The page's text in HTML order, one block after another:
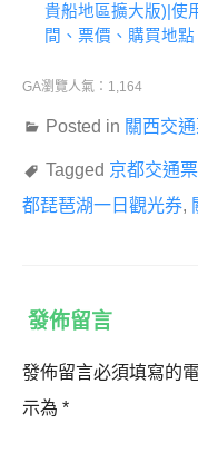
貴船地區擴大版)|使
間、票價、購買地點
GA瀏覽人氣：1,164
Posted in 關西交
Tagged 京都交通
都琵琶湖一日觀光券,
發佈留言
發佈留言必須填寫的
示為 *